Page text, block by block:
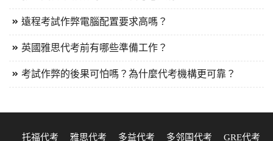
遠程考試作弊電腦配置要求高嗎？
英國雅思代考前有哪些準備工作？
考試作弊的後果可怕嗎？為什麼代考機構更可靠？
托福代考 雅思代考 多益代考 多邻国代考
GRE代考